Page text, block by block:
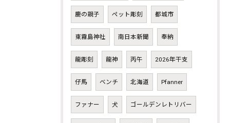
鹿の親子 ペット彫刻 都城市
東霧島神社 南日本新聞 奉納
龍彫刻 龍神 丙午 2026年干支
仔馬 ベンチ 北海道 Pfanner
ファナー 犬 ゴールデンレトリバー